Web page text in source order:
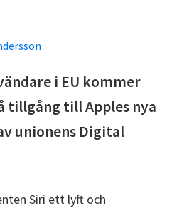
i EU kommer
till Apples nya
unionens Digital
Siri ett lyft och